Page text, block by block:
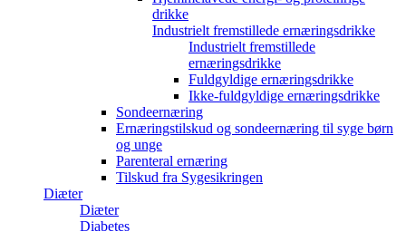
drikke
Industrielt fremstillede ernæringsdrikke
Industrielt fremstillede
ernæringsdrikke
Fuldgyldige ernæringsdrikke
Ikke-fuldgyldige ernæringsdrikke
Sondeernæring
Ernæringstilskud og sondeernæring til syge børn
og unge
Parenteral ernæring
Tilskud fra Sygesikringen
Diæter
Diæter
Diabetes